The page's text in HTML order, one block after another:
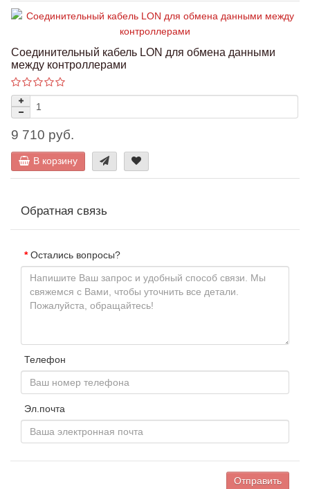
Соединительный кабель LON для обмена данными
между контроллерами
9 710 руб.
В корзину
Обратная связь
Остались вопросы?
Телефон
Эл.почта
Отправить